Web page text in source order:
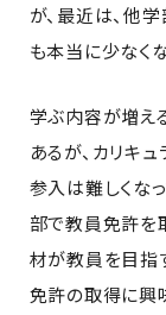
が、最近は、他
も本当に少なく
学ぶ内容が増え
あるが、カリキ
参入は難しくな
部で教員免許を
材が教員を目指
免許の取得に興